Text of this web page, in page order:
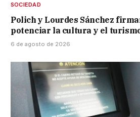
SOCIEDAD
Polich y Lourdes Sánchez
potenciar la cultura y el
6 de agosto de 2026